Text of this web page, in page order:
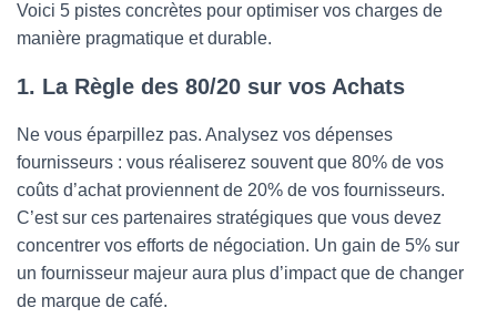
Voici 5 pistes concrètes pour optimiser vos charges de
manière pragmatique et durable.
1. La Règle des 80/20 sur vos Achats
Ne vous éparpillez pas. Analysez vos dépenses
fournisseurs : vous réaliserez souvent que 80% de vos
coûts d’achat proviennent de 20% de vos fournisseurs.
C’est sur ces partenaires stratégiques que vous devez
concentrer vos efforts de négociation. Un gain de 5% sur
un fournisseur majeur aura plus d’impact que de changer
de marque de café.